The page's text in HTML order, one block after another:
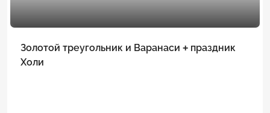
Золотой треугольник и Варанаси + праздник
Холи